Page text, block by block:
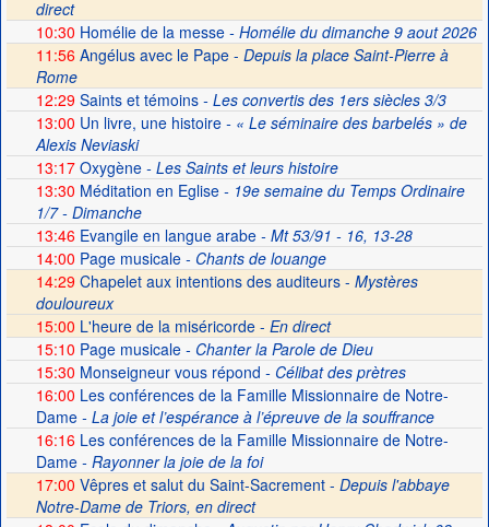
direct
10:30 Homélie de la messe- Homélie du dimanche 9 aout 2026
11:56 Angélus avec le Pape - Depuis la place Saint-Pierre à
Rome
12:29Saints et témoins- Les convertis des 1ers siècles 3/3
13:00 Un livre, une histoire- « Le séminaire des barbelés » de
Alexis Neviaski
13:17Oxygène- Les Saints et leurs histoire
13:30 Méditation en Eglise- 19e semaine du Temps Ordinaire
1/7 - Dimanche
13:46Evangile en langue arabe- Mt 53/91 - 16, 13-28
14:00 Page musicale- Chants de louange
14:29 Chapelet aux intentions des auditeurs - Mystères
douloureux
15:00 L'heure de la miséricorde - En direct
15:10 Page musicale- Chanter la Parole de Dieu
15:30 Monseigneur vous répond - Célibat des prètres
16:00 Les conférences de la Famille Missionnaire de Notre-
Dame- La joie et l’espérance à l’épreuve de la souffrance
16:16Les conférences de la Famille Missionnaire de Notre-
Dame- Rayonner la joie de la foi
17:00 Vêpres et salut du Saint-Sacrement - Depuis l'abbaye
Notre-Dame de Triors, en direct